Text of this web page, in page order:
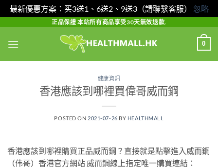
最新優惠方案：买3送1、6送2、9送3（請聯繫客服） 忽略
content
正品保證 本站所有商品享受30天無效退款.
0
健康資訊
香港應該到哪裡買偉哥威而鋼
POSTED ON 2021-07-26 BY HEALTHMALL
香港應該到哪裡購買正品威而鋼？直接就是點擊進入威而鋼
（伟哥）香港官方網站 威而鋼線上指定唯一購買連結：